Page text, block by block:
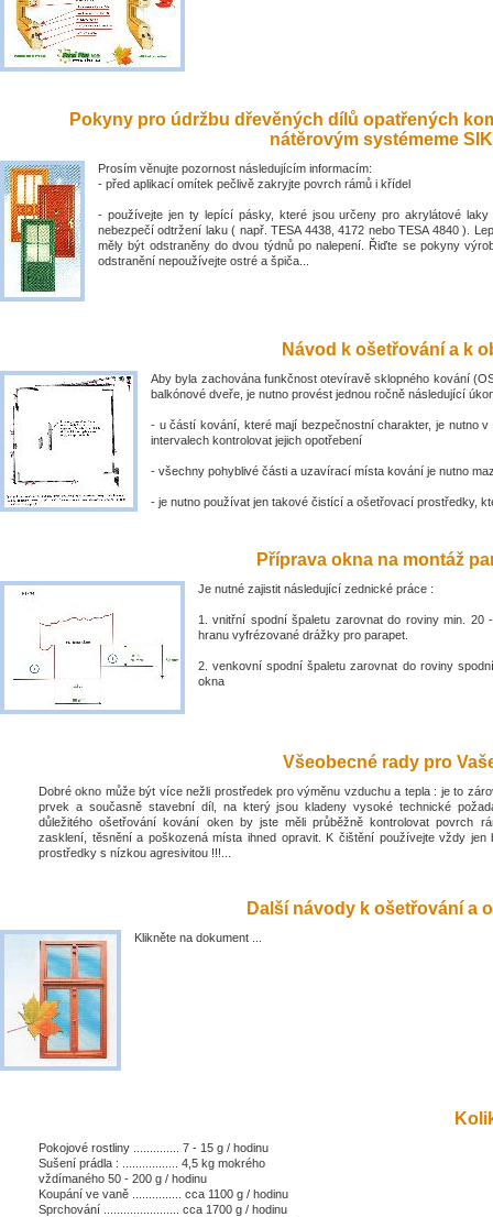
Pokyny pro údržbu dřevěných dílů opatřených
nátěrovým systémeme
Prosím věnujte pozornost následujícím informacím:
- před aplikací omítek pečlivě zakryjte povrch rámů i křídel
- používejte jen ty lepící pásky, které jsou určeny pro akrylátové
nebezpečí odtržení laku ( např. TESA 4438, 4172 nebo TESA 4840 ).
měly být odstraněny do dvou týdnů po nalepení. Řiďte se pokyny
odstranění nepoužívejte ostré a špiča...
Návod k ošetřování a k
Aby byla zachována funkčnost otevíravě sklopného kování
balkónové dveře, je nutno provést jednou ročně následující
- u částí kování, které mají bezpečnostní charakter, je nutno v
intervalech kontrolovat jejich opotřebení
- všechny pohyblivé části a uzavírací místa kování je nutno
- je nutno používat jen takové čistící a ošetřovací prostředky,
Příprava okna na montáž
Je nutné zajistit následující zednické práce :
1. vnitřní spodní špaletu zarovnat do roviny min. 20
hranu vyfrézované drážky pro parapet.
2. venkovní spodní špaletu zarovnat do roviny
okna
Všeobecné rady pro
Dobré okno může být více nežli prostředek pro výměnu vzduchu a tepla : je to
prvek a současně stavební díl, na který jsou kladeny vysoké technické
důležitého ošetřování kování oken by jste měli průběžně kontrolovat povrch
zasklení, těsnění a poškozená místa ihned opravit. K čištění používejte vždy jen
prostředky s nízkou agresivitou !!!...
Další návody k ošetřování a
Klikněte na dokument ...
Pokojové rostliny .............. 7 - 15 g / hodinu
Sušení prádla : ................. 4,5 kg mokrého
vždímaného 50 - 200 g / hodinu
Koupání ve vaně ............... cca 1100 g / hodinu
Sprchování ....................... cca 1700 g / hodinu